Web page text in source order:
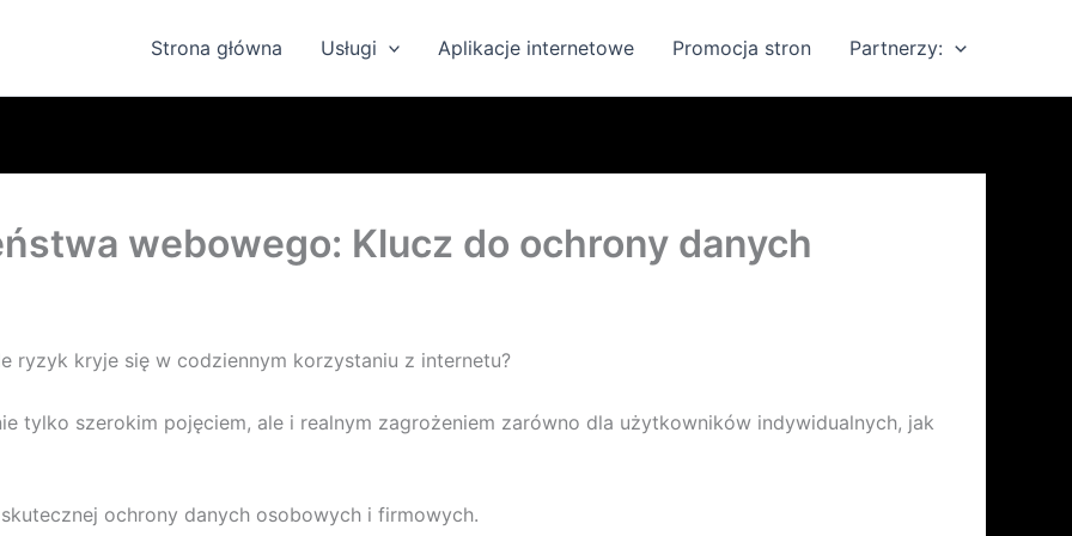
Strona główna Usługi Aplikacje internetowe Promocja stron Partnerzy:
webowego: Klucz do ochrony danych
ryzyk kryje się w codziennym korzystaniu z internetu?
tylko szerokim pojęciem, ale i realnym zagrożeniem zarówno dla użytkowników indywidualnych, jak
ochrony danych osobowych i firmowych.